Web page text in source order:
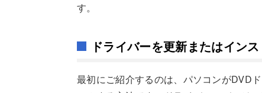
す。
ドライバーを更新またはイン
最初にご紹介するのは、パソコンがDVD